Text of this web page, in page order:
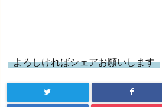
よろしければシェアお願いします